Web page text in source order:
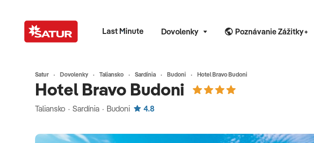
Last Minute Dovolenky Poznávanie Zážitky+
Satur Dovolenky Taliansko Sardínia Budoni Hotel Bravo Budoni
Hotel Bravo Budoni
Taliansko · Sardínia · Budoni 4.8